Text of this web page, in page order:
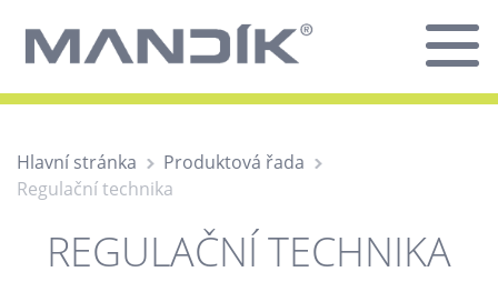
Hlavní stránka
Produktová řada
Regulační technika
REGULAČNÍ TECHNIKA